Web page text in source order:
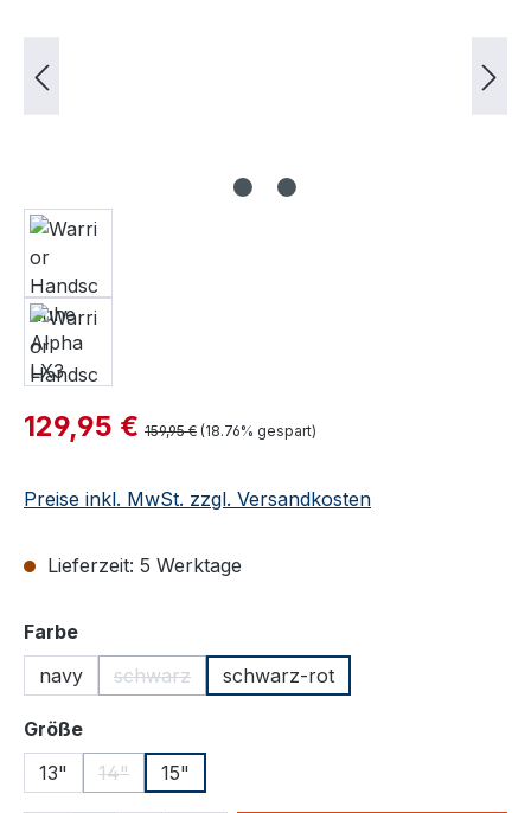
Verkaufspreis:
129,95 € Regulärer Preis:
159,95 € (18.76% gespart)
Preise inkl. MwSt. zzgl. Versandkosten
Lieferzeit: 5 Werktage
Farbeauswählen
navy
schwarz
(Diese Option ist zurzeit nicht verfügbar.)
schwarz-rot
Größeauswählen
13"
14"
(Diese Option ist zurzeit nicht verfügbar.)
15"